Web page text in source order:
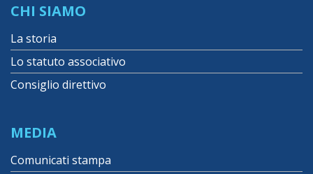
CHI SIAMO
La storia
Lo statuto associativo
Consiglio direttivo
MEDIA
Comunicati stampa